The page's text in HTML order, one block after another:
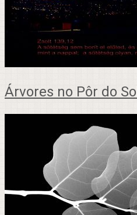
Árvores no Pôr do Sol